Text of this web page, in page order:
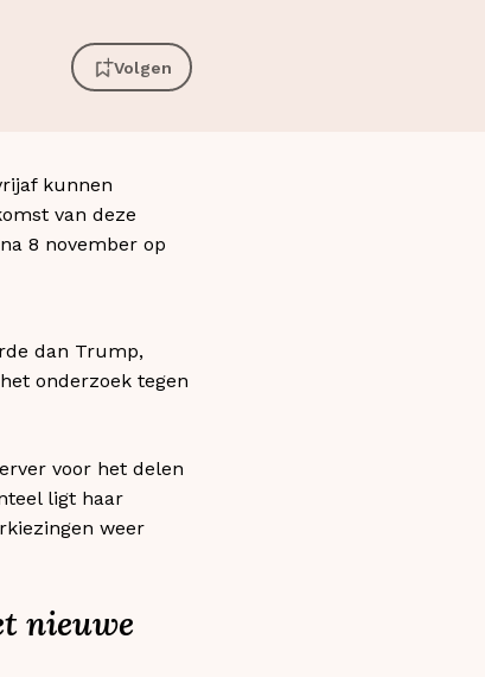
Volgen
kunnen
van deze
8 november op
dan Trump,
onderzoek tegen
voor het delen
ligt haar
weer
nieuwe